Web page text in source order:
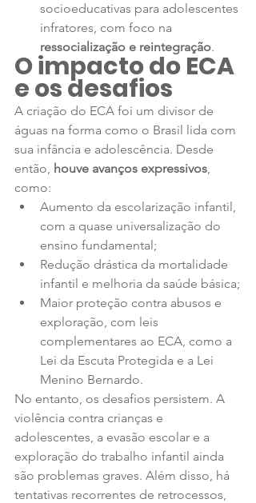
socioeducativas para adolescentes
infratores, com foco na
ressocialização e reintegração.
O impacto do ECA
e os desafios
A criação do ECA foi um divisor de
águas na forma como o Brasil lida com
sua infância e adolescência. Desde
então, houve avanços expressivos,
como:
Aumento da escolarização infantil,
com a quase universalização do
ensino fundamental;
Redução drástica da mortalidade
infantil e melhoria da saúde básica;
Maior proteção contra abusos e
exploração, com leis
complementares ao ECA, como a
Lei da Escuta Protegida e a Lei
Menino Bernardo.
No entanto, os desafios persistem. A
violência contra crianças e
adolescentes, a evasão escolar e a
exploração do trabalho infantil ainda
são problemas graves. Além disso, há
tentativas recorrentes de retrocessos,